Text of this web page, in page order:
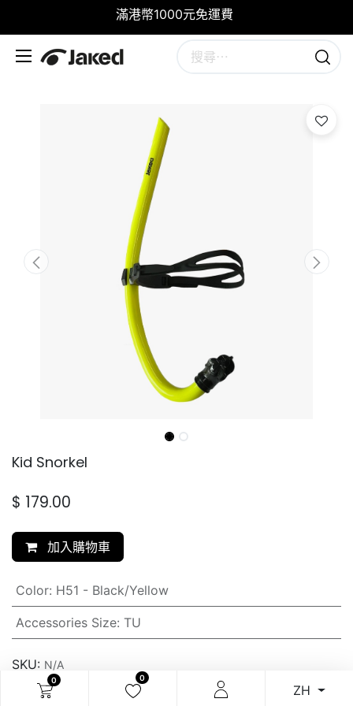
0 0
ZH
滿港幣1000元免運費
Kid Snorkel
$ 179.00
加入購物車
Color: H51 - Black/Yellow
Accessories Size: TU
SKU: N/A